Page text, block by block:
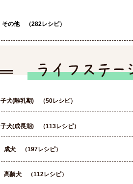
その他 （282レシピ）
子犬(離乳期) （50レシピ）
子犬(成長期) （113レシピ）
成犬 （197レシピ）
高齢犬 （112レシピ）